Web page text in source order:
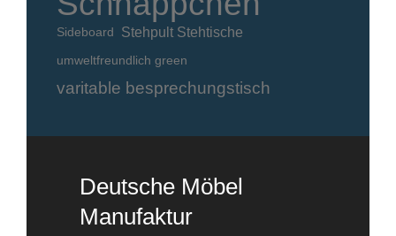
Sideboard Stehpult Stehtische
umweltfreundlich green
varitable besprechungstisch
Deutsche Möbel
Manufaktur